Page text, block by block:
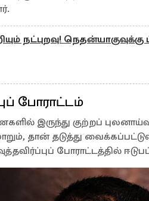
நட்புறவு!
போராட்டம்
இருந்து குற்றப்
தான் தடுத்து
போராட்டத்தில்